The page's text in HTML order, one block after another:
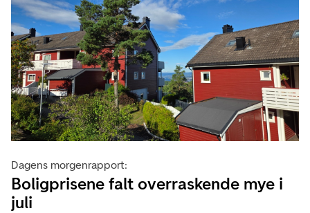
Dagens morgenrapport:
Boligprisene falt overraskende mye i
juli